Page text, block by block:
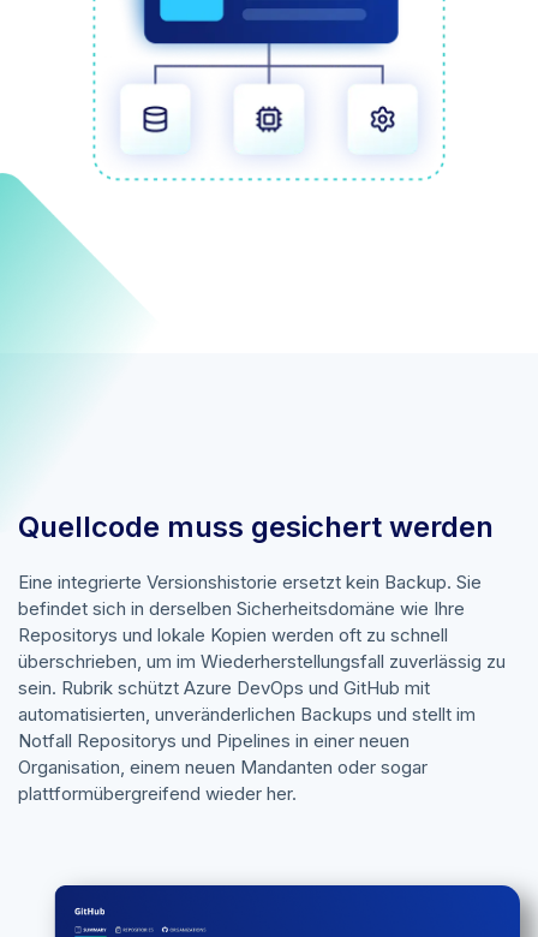
Quellcode muss gesichert werden
Eine integrierte Versionshistorie ersetzt kein Backup. Sie
befindet sich in derselben Sicherheitsdomäne wie Ihre
Repositorys und lokale Kopien werden oft zu schnell
überschrieben, um im Wiederherstellungsfall zuverlässig zu
sein. Rubrik schützt Azure DevOps und GitHub mit
automatisierten, unveränderlichen Backups und stellt im
Notfall Repositorys und Pipelines in einer neuen
Organisation, einem neuen Mandanten oder sogar
plattformübergreifend wieder her.